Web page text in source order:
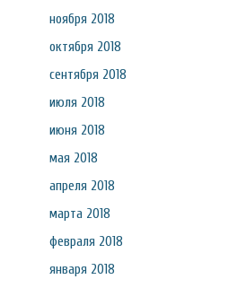
ноября 2018
октября 2018
сентября 2018
июля 2018
июня 2018
мая 2018
апреля 2018
марта 2018
февраля 2018
января 2018